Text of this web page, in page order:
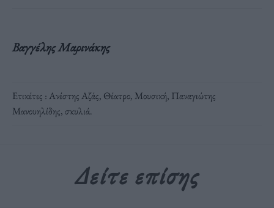
Βαγγέλης Μαρινάκης
Ετικέτες :Ανέστης Αζάς, Θέατρο, Μουσική, Παναγιώτης
Μανουηλίδης,σκυλιά.
Δείτε επίσης